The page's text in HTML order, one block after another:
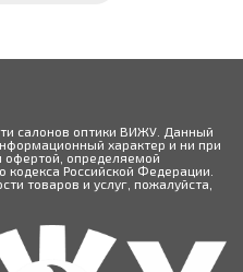
салонов оптики ВИЖУ. Данный
характер и ни при
офертой, определяемой
Российской Федерации.
товаров и услуг, пожалуйста,